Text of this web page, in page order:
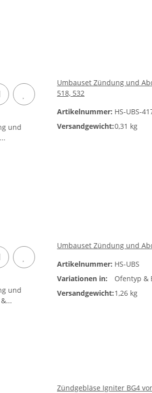
Umbauset Zündung und
518, 532
Artikelnummer: HS-UBS-
Versandgewicht:0,31 kg
Umbauset Zündung und
Artikelnummer: HS-UBS
Variationen in:
Ofentyp &
Versandgewicht:1,26 kg
Zündgebläse Igniter BG4